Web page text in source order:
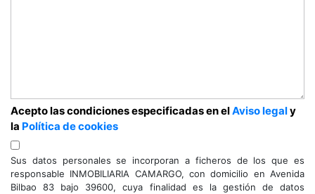
Acepto las condiciones especificadas en elAviso legaly
la Política de cookies
Sus datos personales se incorporan a ficheros de los que es
responsable INMOBILIARIA CAMARGO, con domicilio en Avenida
Bilbao 83 bajo 39600, cuya finalidad es la gestión de datos